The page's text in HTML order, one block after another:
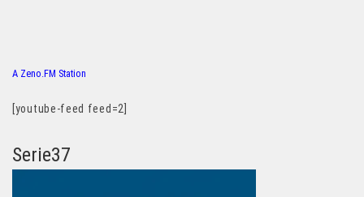
A Zeno.FM Station
[youtube-feed feed=2]
Serie37